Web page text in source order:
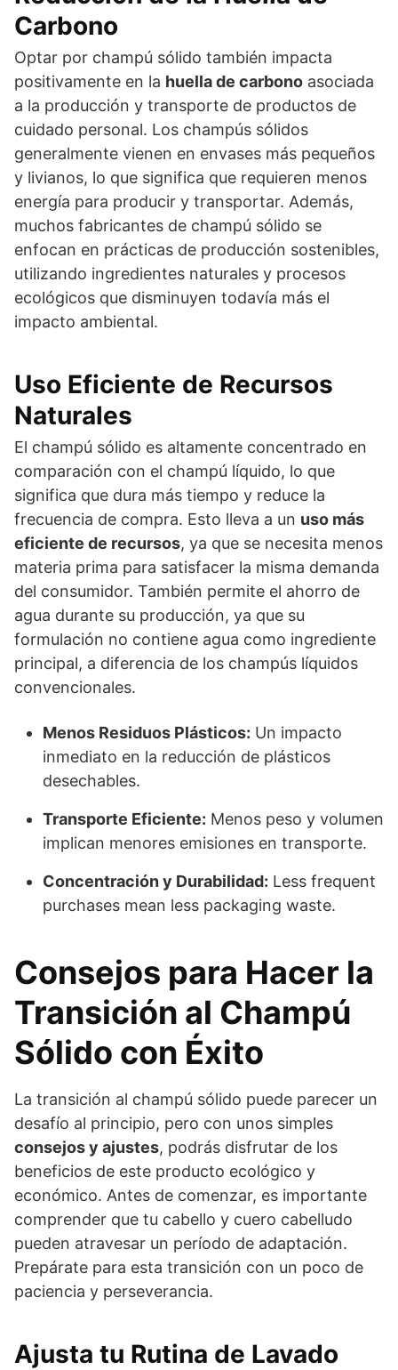
Carbono
Optar por champú sólido también impacta
positivamente en la huella de carbono asociada
a la producción y transporte de productos de
cuidado personal. Los champús sólidos
generalmente vienen en envases más pequeños
y livianos, lo que significa que requieren menos
energía para producir y transportar. Además,
muchos fabricantes de champú sólido se
enfocan en prácticas de producción sostenibles,
utilizando ingredientes naturales y procesos
ecológicos que disminuyen todavía más el
impacto ambiental.
Uso Eficiente de Recursos
Naturales
El champú sólido es altamente concentrado en
comparación con el champú líquido, lo que
significa que dura más tiempo y reduce la
frecuencia de compra. Esto lleva a un uso más
eficiente de recursos, ya que se necesita menos
materia prima para satisfacer la misma demanda
del consumidor. También permite el ahorro de
agua durante su producción, ya que su
formulación no contiene agua como ingrediente
principal, a diferencia de los champús líquidos
convencionales.
Menos Residuos Plásticos: Un impacto
inmediato en la reducción de plásticos
desechables.
Transporte Eficiente: Menos peso y volumen
implican menores emisiones en transporte.
Concentración y Durabilidad: Less frequent
purchases mean less packaging waste.
Consejos para Hacer la
Transición al Champú
Sólido con Éxito
La transición al champú sólido puede parecer un
desafío al principio, pero con unos simples
consejos y ajustes, podrás disfrutar de los
beneficios de este producto ecológico y
económico. Antes de comenzar, es importante
comprender que tu cabello y cuero cabelludo
pueden atravesar un período de adaptación.
Prepárate para esta transición con un poco de
paciencia y perseverancia.
Ajusta tu Rutina de Lavado